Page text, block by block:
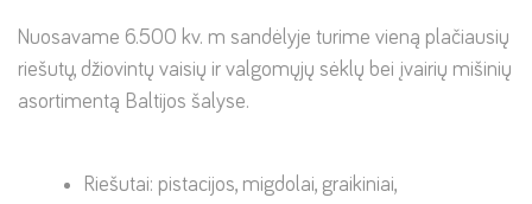
Nuosavame 6.500 kv. m sandėlyje turime vieną plačiausių
riešutų, džiovintų vaisių ir valgomųjų sėklų bei įvairių mišinių
asortimentą Baltijos šalyse.
Riešutai: pistacijos, migdolai, graikiniai,